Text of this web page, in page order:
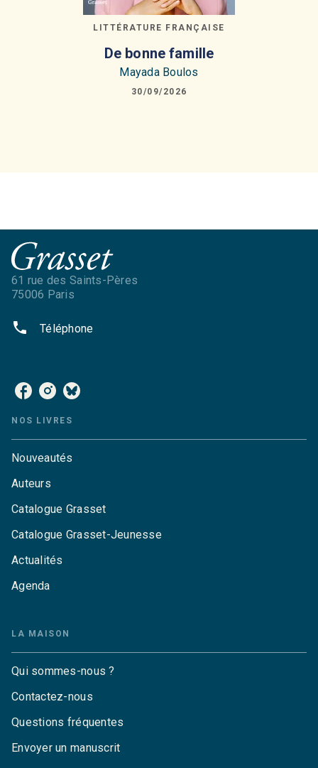
LITTÉRATURE FRANÇAISE
De bonne famille
Mayada Boulos
30/09/2026
61 rue des Saints-Pères
75006 Paris
phone Téléphone
NOS LIVRES
Nouveautés
Auteurs
Catalogue Grasset
Catalogue Grasset-Jeunesse
Actualités
Agenda
LA MAISON
Qui sommes-nous ?
Contactez-nous
Questions fréquentes
Envoyer un manuscrit